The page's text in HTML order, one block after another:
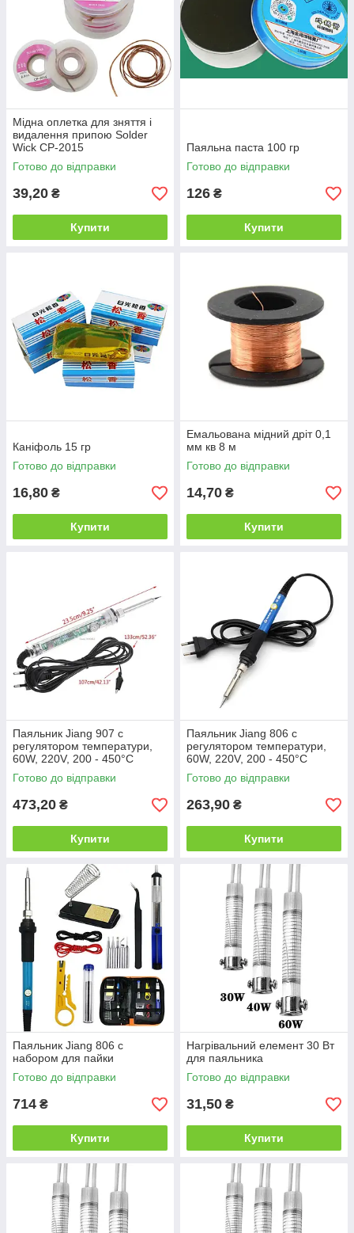
Мідна оплетка для зняття і
видалення припою Solder
Wick CP-2015
Готово до відправки
39,20 ₴
Купити
Паяльна паста 100 гр
Готово до відправки
126 ₴
Купити
Каніфоль 15 гр
Готово до відправки
16,80 ₴
Купити
Емальована мідний дріт 0,1
мм кв 8 м
Готово до відправки
14,70 ₴
Купити
Паяльник Jiang 907 c
регулятором температури,
60W, 220V, 200 - 450°C
Готово до відправки
473,20 ₴
Купити
Паяльник Jiang 806 c
регулятором температури,
60W, 220V, 200 - 450°C
Готово до відправки
263,90 ₴
Купити
Паяльник Jiang 806 c
набором для пайки
Готово до відправки
714 ₴
Купити
Нагрівальний елемент 30 Вт
для паяльника
Готово до відправки
31,50 ₴
Купити